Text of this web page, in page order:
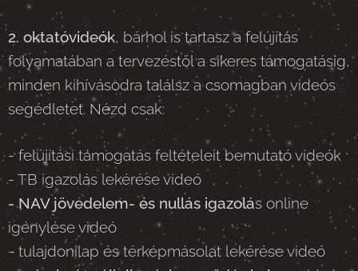
2.oktatóvideók, bárhol is tartasz a felújítás
folyamatában a tervezéstől a sikeres támogatásig,
minden kihívásodra találsz a csomagban videós
segédletet. Nézd csak:
- felújítási támogatás feltételeit bemutató videók
- TB igazolás lekérése videó
- NAV jövedelem- és nullás igazolás online
igénylése videó
- tulajdonilap és térképmásolat lekérése videó